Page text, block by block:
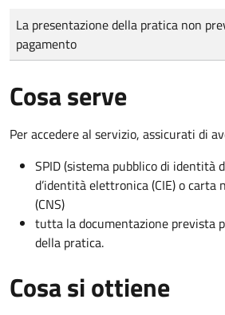
Tipo di pagamento
Importo
La presentazione della pratica non
pagamento
Cosa serve
Per accedere al servizio, assicurati di
SPID (sistema pubblico di identità
d’identità elettronica (CIE) o carta
(CNS)
tutta la documentazione prevista
della pratica.
Cosa si ottiene